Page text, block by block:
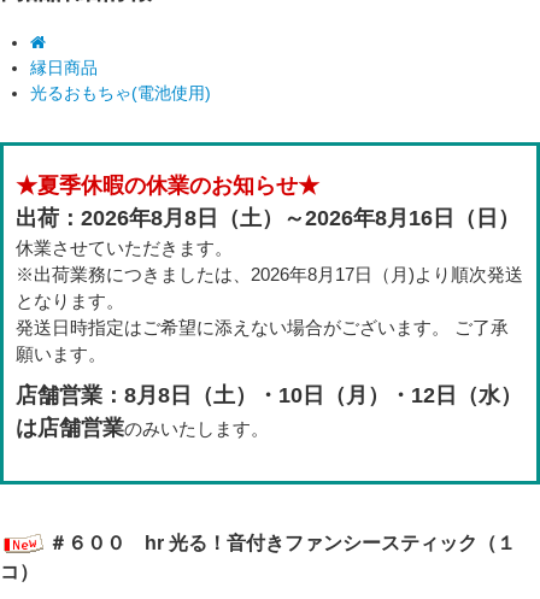
縁日商品
光るおもちゃ(電池使用)
★夏季休暇の休業のお知らせ★
出荷：2026年8月8日（土）～2026年8月16日（日）
休業させていただきます。
※出荷業務につきましたは、2026年8月17日（月)より順次発送
となります。
発送日時指定はご希望に添えない場合がございます。 ご了承
願います。
店舗営業：8月8日（土）・10日（月）・12日（水）
は店舗営業のみいたします。
＃６００ hr 光る！音付きファンシースティック（１
コ）